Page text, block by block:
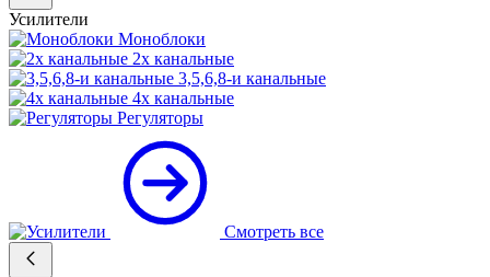
Усилители
Моноблоки
2х канальные
3,5,6,8-и канальные
4х канальные
Регуляторы
Смотреть все